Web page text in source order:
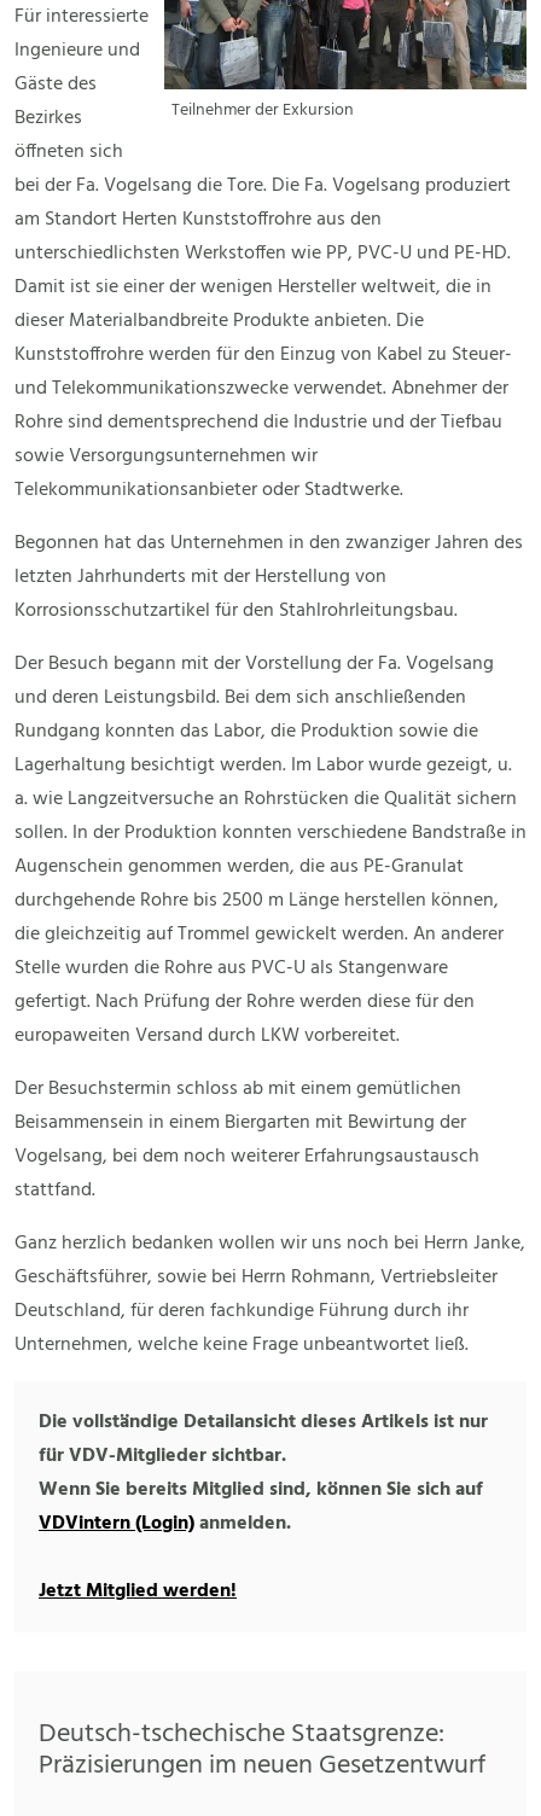
Teilnehmer der Exkursion
Für interessierte
Ingenieure und
Gäste des
Bezirkes
öffneten sich
bei der Fa. Vogelsang die Tore. Die Fa. Vogelsang produziert
am Standort Herten Kunststoffrohre aus den
unterschiedlichsten Werkstoffen wie PP, PVC-U und PE-HD.
Damit ist sie einer der wenigen Hersteller weltweit, die in
dieser Materialbandbreite Produkte anbieten. Die
Kunststoffrohre werden für den Einzug von Kabel zu Steuer-
und Telekommunikationszwecke verwendet. Abnehmer der
Rohre sind dementsprechend die Industrie und der Tiefbau
sowie Versorgungsunternehmen wir
Telekommunikationsanbieter oder Stadtwerke.
Begonnen hat das Unternehmen in den zwanziger Jahren des
letzten Jahrhunderts mit der Herstellung von
Korrosionsschutzartikel für den Stahlrohrleitungsbau.
Der Besuch begann mit der Vorstellung der Fa. Vogelsang
und deren Leistungsbild. Bei dem sich anschließenden
Rundgang konnten das Labor, die Produktion sowie die
Lagerhaltung besichtigt werden. Im Labor wurde gezeigt, u.
a. wie Langzeitversuche an Rohrstücken die Qualität sichern
sollen. In der Produktion konnten verschiedene Bandstraße in
Augenschein genommen werden, die aus PE-Granulat
durchgehende Rohre bis 2500 m Länge herstellen können,
die gleichzeitig auf Trommel gewickelt werden. An anderer
Stelle wurden die Rohre aus PVC-U als Stangenware
gefertigt. Nach Prüfung der Rohre werden diese für den
europaweiten Versand durch LKW vorbereitet.
Der Besuchstermin schloss ab mit einem gemütlichen
Beisammensein in einem Biergarten mit Bewirtung der
Vogelsang, bei dem noch weiterer Erfahrungsaustausch
stattfand.
Ganz herzlich bedanken wollen wir uns noch bei Herrn Janke,
Geschäftsführer, sowie bei Herrn Rohmann, Vertriebsleiter
Deutschland, für deren fachkundige Führung durch ihr
Unternehmen, welche keine Frage unbeantwortet ließ.
Die vollständige Detailansicht dieses Artikels ist nur
für VDV-Mitglieder sichtbar.
Wenn Sie bereits Mitglied sind, können Sie sich auf
VDVintern (Login)anmelden.
Jetzt Mitglied werden!
Deutsch-tschechische Staatsgrenze:
Präzisierungen im neuen Gesetzentwurf